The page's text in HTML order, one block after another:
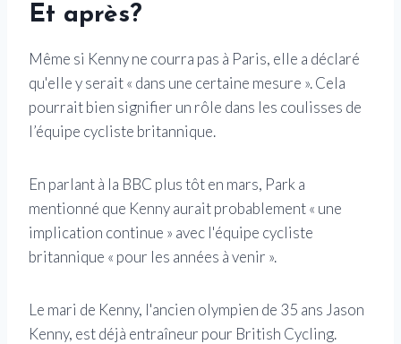
Et après?
Même si Kenny ne courra pas à Paris, elle a déclaré
qu'elle y serait « dans une certaine mesure ». Cela
pourrait bien signifier un rôle dans les coulisses de
l’équipe cycliste britannique.
En parlant à la BBC plus tôt en mars, Park a
mentionné que Kenny aurait probablement « une
implication continue » avec l'équipe cycliste
britannique « pour les années à venir ».
Le mari de Kenny, l'ancien olympien de 35 ans Jason
Kenny, est déjà entraîneur pour British Cycling.